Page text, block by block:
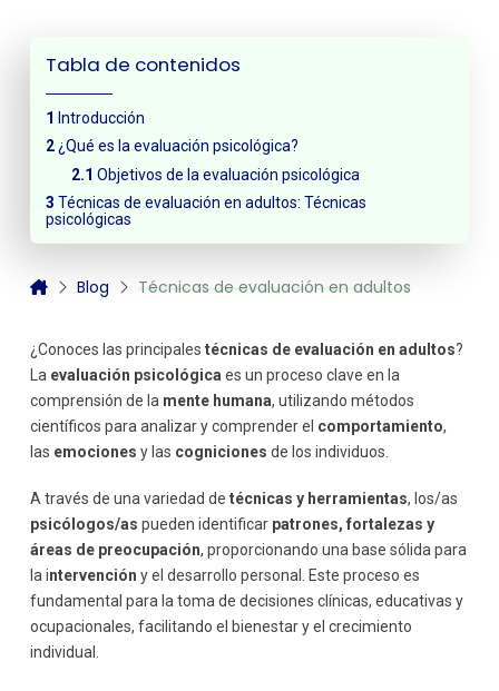
Tabla de contenidos
Introducción
¿Qué es la evaluación psicológica?
Objetivos de la evaluación psicológica
Técnicas de evaluación en adultos: Técnicas
psicológicas
Blog Técnicas de evaluación en adultos
¿Conoces las principales técnicas de evaluación en adultos?
La evaluación psicológica es un proceso clave en la
comprensión de la mente humana, utilizando métodos
científicos para analizar y comprender el comportamiento,
las emociones y las cogniciones de los individuos.
A través de una variedad de técnicas y herramientas, los/as
psicólogos/as pueden identificar patrones, fortalezas y
áreas de preocupación, proporcionando una base sólida para
la intervención y el desarrollo personal. Este proceso es
fundamental para la toma de decisiones clínicas, educativas y
ocupacionales, facilitando el bienestar y el crecimiento
individual.